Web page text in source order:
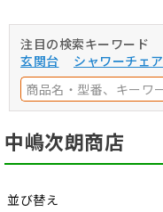
注目の検索キーワード
玄関台
シャワーチェア
中嶋次朗商店
並び替え